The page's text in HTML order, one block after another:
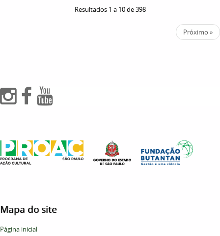
Resultados 1 a 10 de 398
Próximo »
Mapa do site
Página inicial